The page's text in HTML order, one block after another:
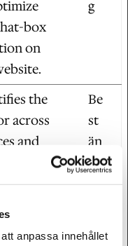
anpassa innehållet
box
on
g
the
across
and
in order
Be
st
än
di
g